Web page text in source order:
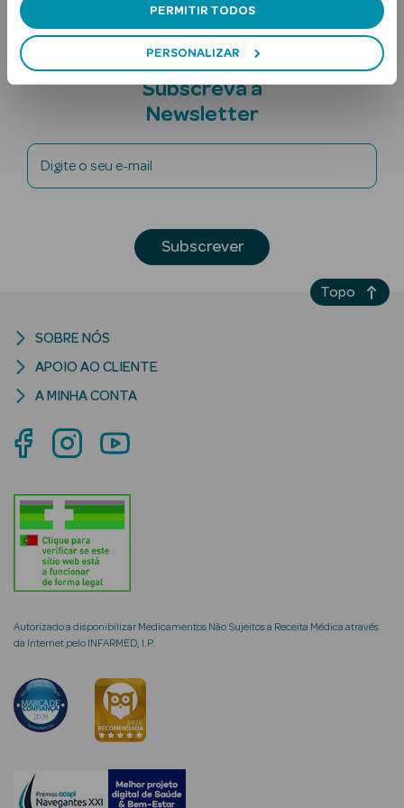
PERMITIR TODOS
PERSONALIZAR
Ver Tudo
Solares
Solares Bebé e
Criança
Rosto e
Ver Tudo
Cosmética
Hidratantes
Séruns Faciais
Creme de Olhos
envelhecimento
Subscreva a
Newsletter
Digite o seu e-mail
Subscrever
Autorizado a disponibilizar Medicamentos Não Sujeitos a Receita Médica através
da Internet pelo INFARMED, I.P.
SOBRE NÓS
APOIO AO CLIENTE
A MINHA CONTA
Topo